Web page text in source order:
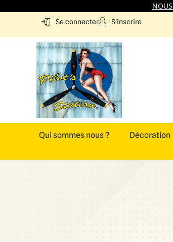
Se connecter S'inscrire
Qui sommes nous ? Décoration